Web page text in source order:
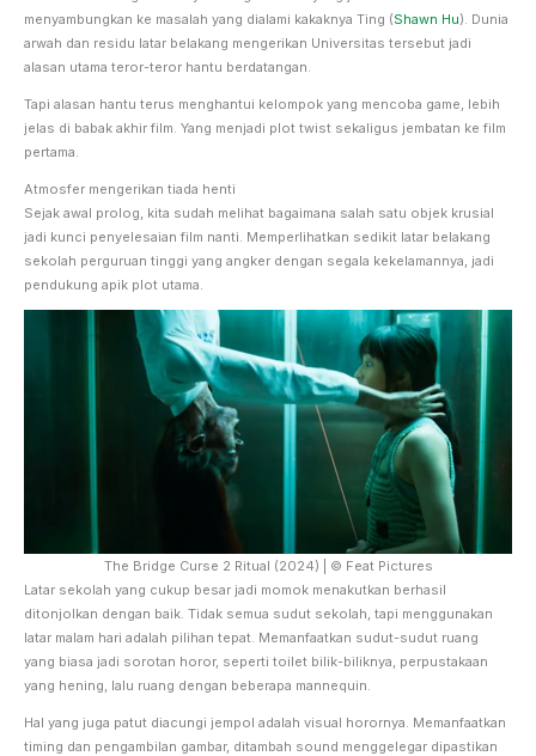
menyambungkan ke masalah yang dialami kakaknya Ting (Shawn Hu). Dunia
arwah dan residu latar belakang mengerikan Universitas tersebut jadi
alasan utama teror-teror hantu berdatangan.
Tapi alasan hantu terus menghantui kelompok yang mencoba game, lebih
jelas di babak akhir film. Yang menjadi plot twist sekaligus jembatan ke film
pertama.
Atmosfer mengerikan tiada henti
Sejak awal prolog, kita sudah melihat bagaimana salah satu objek krusial
jadi kunci penyelesaian film nanti. Memperlihatkan sedikit latar belakang
sekolah perguruan tinggi yang angker dengan segala kekelamannya, jadi
pendukung apik plot utama.
The Bridge Curse 2 Ritual (2024) | © Feat Pictures
Latar sekolah yang cukup besar jadi momok menakutkan berhasil
ditonjolkan dengan baik. Tidak semua sudut sekolah, tapi menggunakan
latar malam hari adalah pilihan tepat. Memanfaatkan sudut-sudut ruang
yang biasa jadi sorotan horor, seperti toilet bilik-biliknya, perpustakaan
yang hening, lalu ruang dengan beberapa mannequin.
Hal yang juga patut diacungi jempol adalah visual horornya. Memanfaatkan
timing dan pengambilan gambar, ditambah sound menggelegar dipastikan